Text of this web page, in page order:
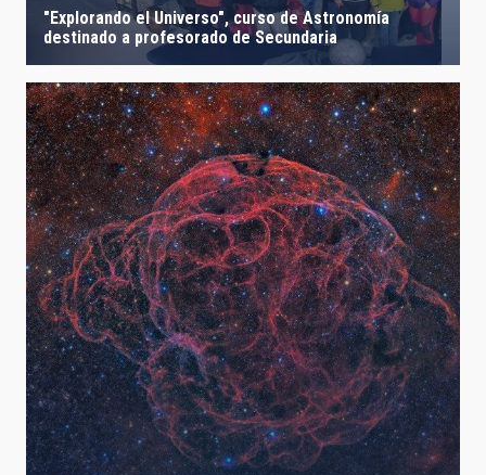
"Explorando el Universo", curso de Astronomía
destinado a profesorado de Secundaria